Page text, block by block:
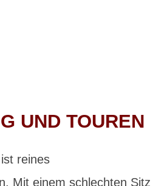
UND TOUREN
reines
Mit einem schlechten Sitz